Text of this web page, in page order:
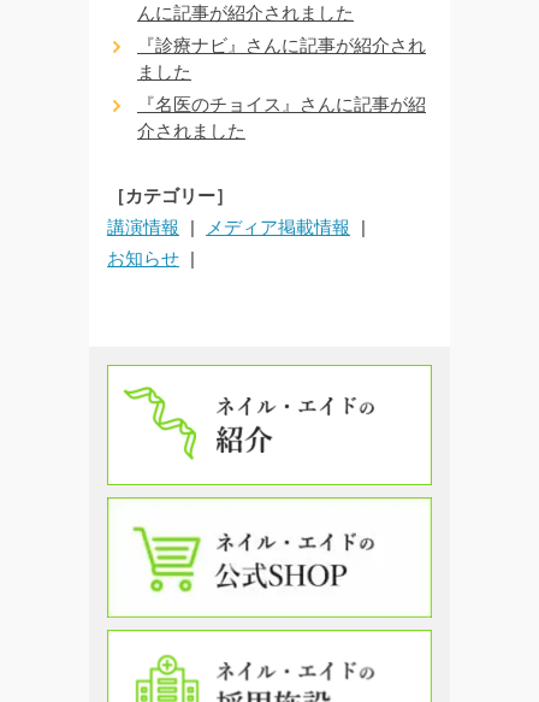
んに記事が紹介されました
『診療ナビ』さんに記事が紹介され
ました
『名医のチョイス』さんに記事が紹
介されました
［カテゴリー］
講演情報
メディア掲載情報
お知らせ